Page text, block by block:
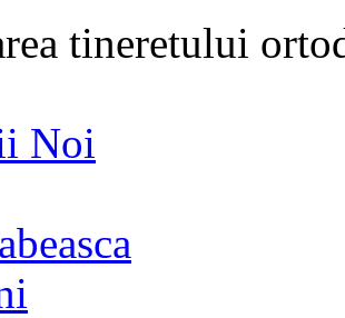
tineretului
Noi